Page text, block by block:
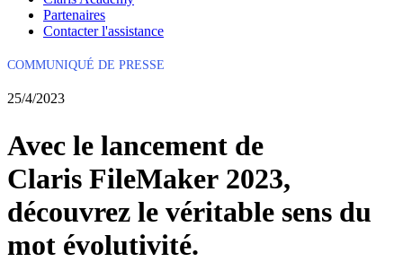
Partenaires
Contacter l'assistance
COMMUNIQUÉ DE PRESSE
25/4/2023
Avec le lancement de
Claris FileMaker 2023,
découvrez le véritable sens du
mot évolutivité.